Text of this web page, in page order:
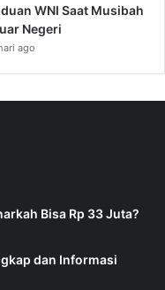
WNI Saat Musibah
Negeri
ago
Bisa Rp 33 Juta?
dan Informasi